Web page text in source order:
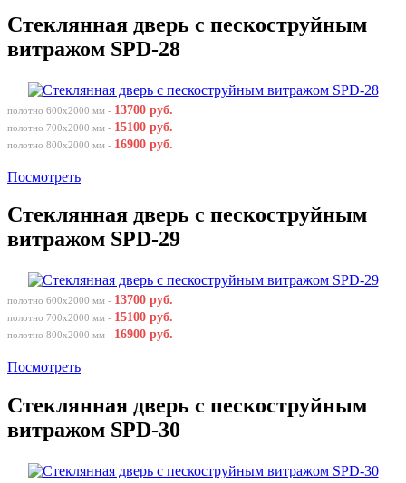
Стеклянная дверь с пескоструйным
витражом SPD-28
полотно 600х2000 мм - 13700 руб.
полотно 700х2000 мм - 15100 руб.
полотно 800х2000 мм - 16900 руб.
Посмотреть
Стеклянная дверь с пескоструйным
витражом SPD-29
полотно 600х2000 мм - 13700 руб.
полотно 700х2000 мм - 15100 руб.
полотно 800х2000 мм - 16900 руб.
Посмотреть
Стеклянная дверь с пескоструйным
витражом SPD-30